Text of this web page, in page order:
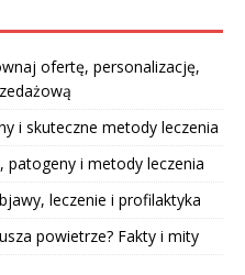
ofertę, personalizację,
i skuteczne metody leczenia
patogeny i metody leczenia
leczenie i profilaktyka
powietrze? Fakty i mity